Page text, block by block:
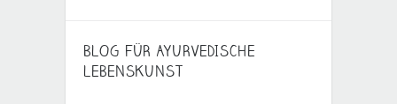
BLOG FÜR AYURVEDISCHE
LEBENSKUNST